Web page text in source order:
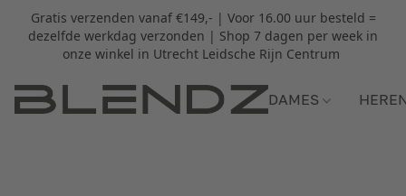
Gratis verzenden vanaf €149,- | Voor 16.00 uur besteld =
dezelfde werkdag verzonden | Shop 7 dagen per week in
onze winkel in Utrecht Leidsche Rijn Centrum
DAMES